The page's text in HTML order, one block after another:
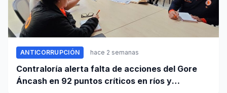
ANTICORRUPCIÓN hace 2 semanas
Contraloría alerta falta de acciones del Gore
Áncash en 92 puntos críticos en ríos y